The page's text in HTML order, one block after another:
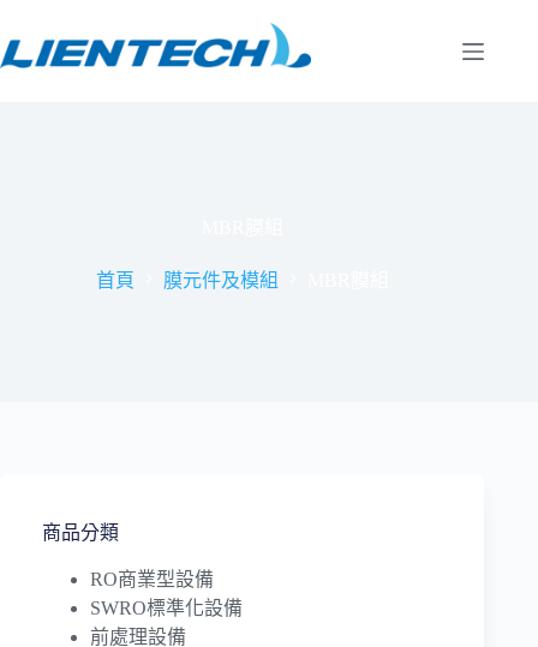
至
主
首頁 膜元件及模組
商品分類
RO商業型設備
SWRO標準化設備
前處理設備